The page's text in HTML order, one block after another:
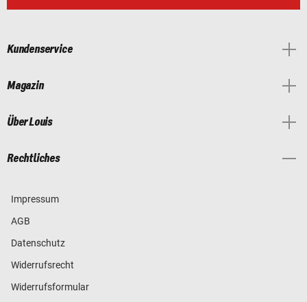
Kundenservice
Magazin
Über Louis
Rechtliches
Impressum
AGB
Datenschutz
Widerrufsrecht
Widerrufsformular